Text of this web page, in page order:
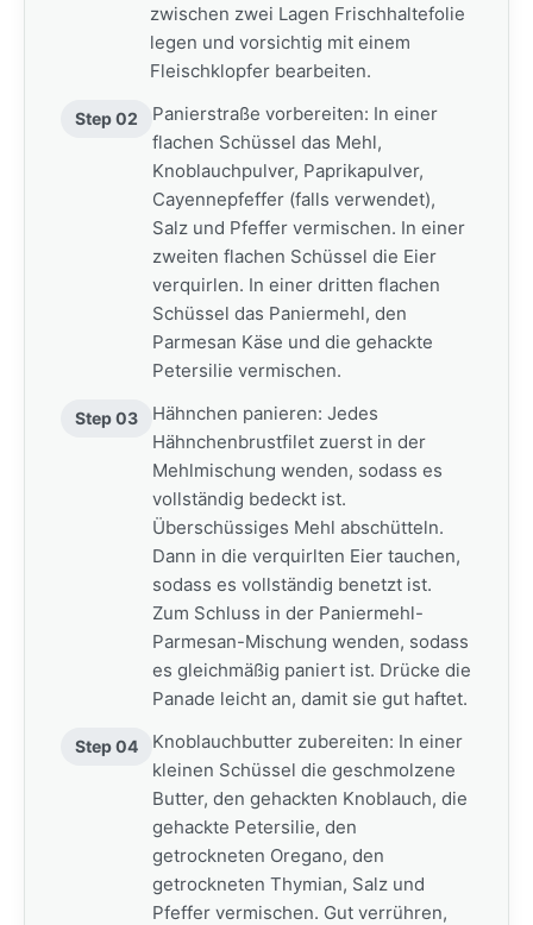
zwischen zwei Lagen Frischhaltefolie
legen und vorsichtig mit einem
Fleischklopfer bearbeiten.
Step 02
Panierstraße vorbereiten: In einer
flachen Schüssel das Mehl,
Knoblauchpulver, Paprikapulver,
Cayennepfeffer (falls verwendet),
Salz und Pfeffer vermischen. In einer
zweiten flachen Schüssel die Eier
verquirlen. In einer dritten flachen
Schüssel das Paniermehl, den
Parmesan Käse und die gehackte
Petersilie vermischen.
Step 03
Hähnchen panieren: Jedes
Hähnchenbrustfilet zuerst in der
Mehlmischung wenden, sodass es
vollständig bedeckt ist.
Überschüssiges Mehl abschütteln.
Dann in die verquirlten Eier tauchen,
sodass es vollständig benetzt ist.
Zum Schluss in der Paniermehl-
Parmesan-Mischung wenden, sodass
es gleichmäßig paniert ist. Drücke die
Panade leicht an, damit sie gut haftet.
Step 04
Knoblauchbutter zubereiten: In einer
kleinen Schüssel die geschmolzene
Butter, den gehackten Knoblauch, die
gehackte Petersilie, den
getrockneten Oregano, den
getrockneten Thymian, Salz und
Pfeffer vermischen. Gut verrühren,